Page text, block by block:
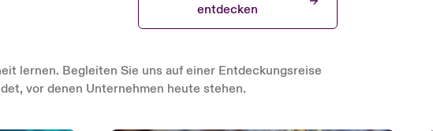
entdecken
lernen. Begleiten Sie uns auf einer Entdeckungsreise
vor denen Unternehmen heute stehen.